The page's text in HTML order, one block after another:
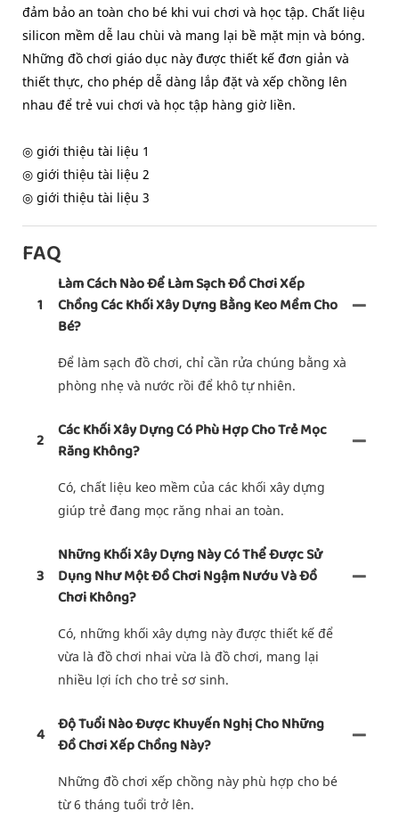
đảm bảo an toàn cho bé khi vui chơi và học tập. Chất liệu
silicon mềm dễ lau chùi và mang lại bề mặt mịn và bóng.
Những đồ chơi giáo dục này được thiết kế đơn giản và
thiết thực, cho phép dễ dàng lắp đặt và xếp chồng lên
nhau để trẻ vui chơi và học tập hàng giờ liền.
◎ giới thiệu tài liệu 1
◎ giới thiệu tài liệu 2
◎ giới thiệu tài liệu 3
FAQ
1
Làm Cách Nào Để Làm Sạch Đồ Chơi Xếp
Chồng Các Khối Xây Dựng Bằng Keo Mềm Cho
Bé?
Để làm sạch đồ chơi, chỉ cần rửa chúng bằng xà
phòng nhẹ và nước rồi để khô tự nhiên.
2
Các Khối Xây Dựng Có Phù Hợp Cho Trẻ Mọc
Răng Không?
Có, chất liệu keo mềm của các khối xây dựng
giúp trẻ đang mọc răng nhai an toàn.
3
Những Khối Xây Dựng Này Có Thể Được Sử
Dụng Như Một Đồ Chơi Ngậm Nướu Và Đồ
Chơi Không?
Có, những khối xây dựng này được thiết kế để
vừa là đồ chơi nhai vừa là đồ chơi, mang lại
nhiều lợi ích cho trẻ sơ sinh.
4
Độ Tuổi Nào Được Khuyến Nghị Cho Những
Đồ Chơi Xếp Chồng Này?
Những đồ chơi xếp chồng này phù hợp cho bé
từ 6 tháng tuổi trở lên.